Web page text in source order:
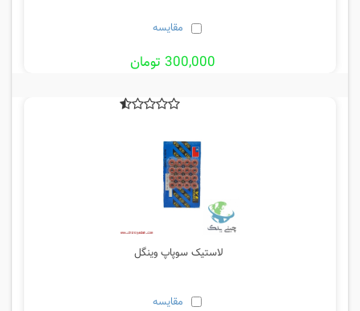
مقایسه
300,000 تومان
لاستیک سوپاپ وینگل
مقایسه